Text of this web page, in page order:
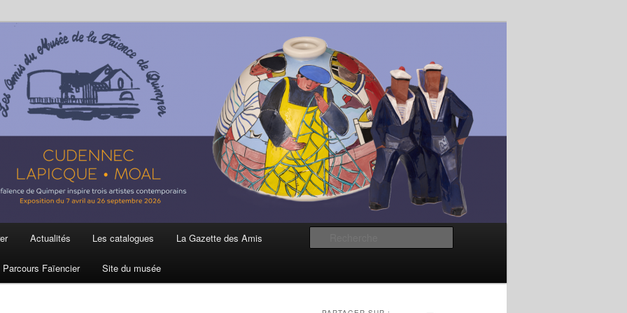
et de la Faïence de Quimper
Actualités Les catalogues La Gazette des Amis
Parcours Faïencier Site du musée